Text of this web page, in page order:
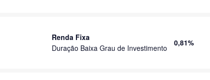
Renda Fixa
Duração Baixa Grau de Investimento
0,81%